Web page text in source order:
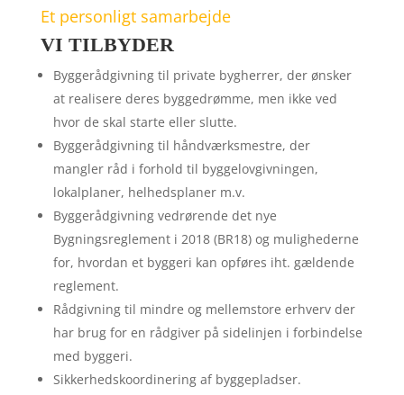
Et personligt samarbejde
VI TILBYDER
Byggerådgivning til private bygherrer, der ønsker
at realisere deres byggedrømme, men ikke ved
hvor de skal starte eller slutte.
Byggerådgivning til håndværksmestre, der
mangler råd i forhold til byggelovgivningen,
lokalplaner, helhedsplaner m.v.
Byggerådgivning vedrørende det nye
Bygningsreglement i 2018 (BR18) og mulighederne
for, hvordan et byggeri kan opføres iht. gældende
reglement.
Rådgivning til mindre og mellemstore erhverv der
har brug for en rådgiver på sidelinjen i forbindelse
med byggeri.
Sikkerhedskoordinering af byggepladser.